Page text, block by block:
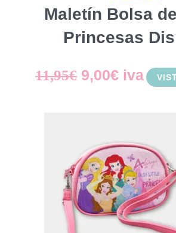
Maletín Bolsa
Princesas
11,95€ El
era:
11,95€.
9,00€El
es:
9,00€.
iva